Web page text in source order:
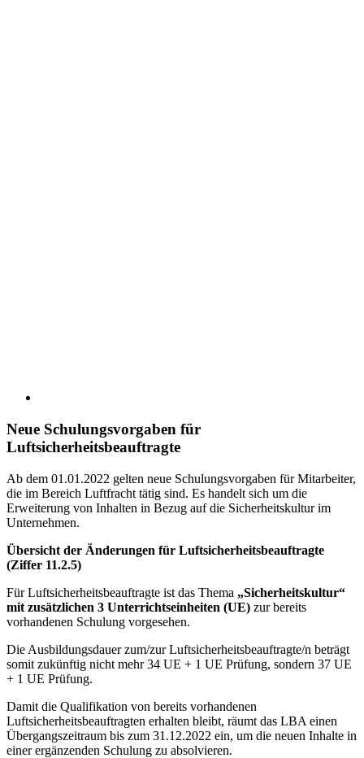
Neue Schulungsvorgaben für
Luftsicherheitsbeauftragte
Ab dem 01.01.2022 gelten neue Schulungsvorgaben für Mitarbeiter,
die im Bereich Luftfracht tätig sind. Es handelt sich um die
Erweiterung von Inhalten in Bezug auf die Sicherheitskultur im
Unternehmen.
Übersicht der Änderungen für Luftsicherheitsbeauftragte
(Ziffer 11.2.5)
Für Luftsicherheitsbeauftragte ist das Thema „Sicherheitskultur“
mit zusätzlichen 3 Unterrichtseinheiten (UE) zur bereits
vorhandenen Schulung vorgesehen.
Die Ausbildungsdauer zum/zur Luftsicherheitsbeauftragte/n beträgt
somit zukünftig nicht mehr 34 UE + 1 UE Prüfung, sondern 37 UE
+ 1 UE Prüfung.
Damit die Qualifikation von bereits vorhandenen
Luftsicherheitsbeauftragten erhalten bleibt, räumt das LBA einen
Übergangszeitraum bis zum 31.12.2022 ein, um die neuen Inhalte in
einer ergänzenden Schulung zu absolvieren.